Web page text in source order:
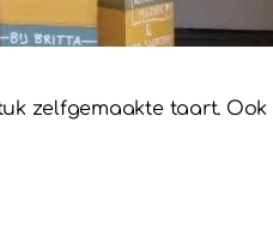
zelfgemaakte taart.